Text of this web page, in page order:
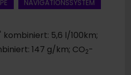
NAVIGATIONSSYSTEM
kombiniert: 5,6 l/100km;
147 g/km; CO2-